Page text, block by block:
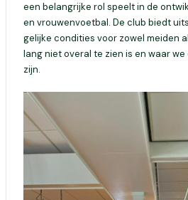
een belangrijke rol speelt in de
en vrouwenvoetbal. De club biedt
gelijke condities voor zowel meiden
lang niet overal te zien is en waar
zijn.